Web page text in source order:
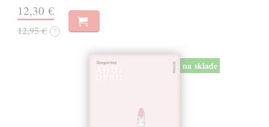
12,30 €
12,95 € ?
na sklade